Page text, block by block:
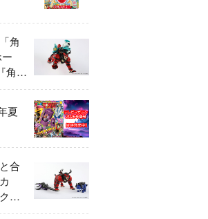
角
角醒
』
夏
合
」